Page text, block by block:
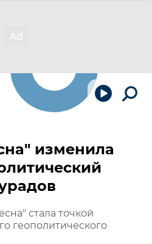
изменила
стала точкой
геополитического